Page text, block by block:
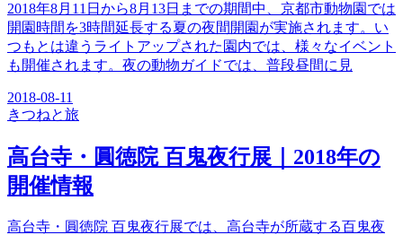
2018年8月11日から8月13日までの期間中、京都市動物園では
開園時間を3時間延長する夏の夜間開園が実施されます。い
つもとは違うライトアップされた園内では、様々なイベント
も開催されます。夜の動物ガイドでは、普段昼間に見
2018-08-11
きつねと旅
高台寺・圓徳院 百鬼夜行展｜2018年の
開催情報
高台寺・圓徳院 百鬼夜行展では、高台寺が所蔵する百鬼夜